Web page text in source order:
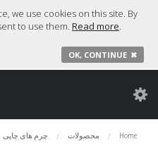
we use cookies on this site. By
to use them. Read more.
OK, CONTINUE ✖
Home محصولات چرم های چاپی